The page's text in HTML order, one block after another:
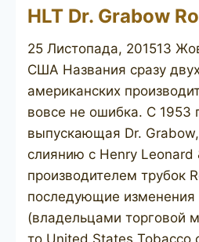
HLT Dr. Grabow
25 Листопада, 201513
США Названия сразу
американских
вовсе не ошибка. С 1953
выпускающая Dr.
слиянию с Henry Leonard
производителем трубок
последующие изменения
(владельцами торговой
то United States Tobacco